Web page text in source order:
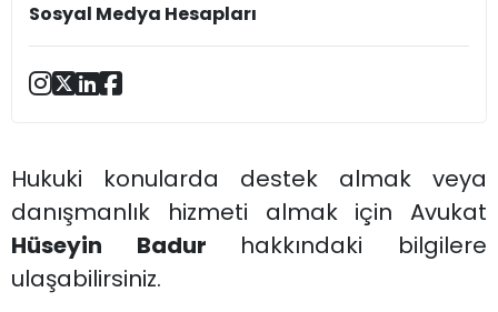
Sosyal Medya Hesapları
Hukuki konularda destek almak veya
danışmanlık hizmeti almak için Avukat
Hüseyin Badur hakkındaki bilgilere
ulaşabilirsiniz.